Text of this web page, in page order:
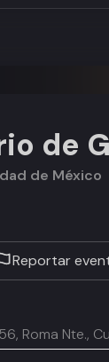
de
de México
Reportar
Roma Nte.,